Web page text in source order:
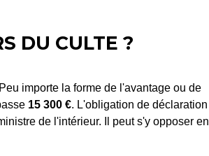
DU CULTE ?
importe la forme de l'avantage ou de
15 300 €. L'obligation de déclaration
de l'intérieur. Il peut s'y opposer en